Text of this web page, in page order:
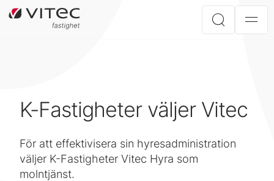
K-Fastigheter väljer Vitec
För att effektivisera sin hyresadministration
väljer K-Fastigheter Vitec Hyra som
molntjänst.